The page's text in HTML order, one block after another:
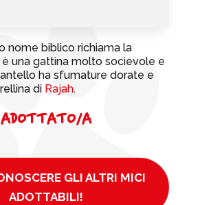
nome biblico richiama la
una gattina molto socievole e
ha sfumature dorate e
di Rajah.
ADOTTATO/A
GLI ALTRI MICI
ADOTTABILI!